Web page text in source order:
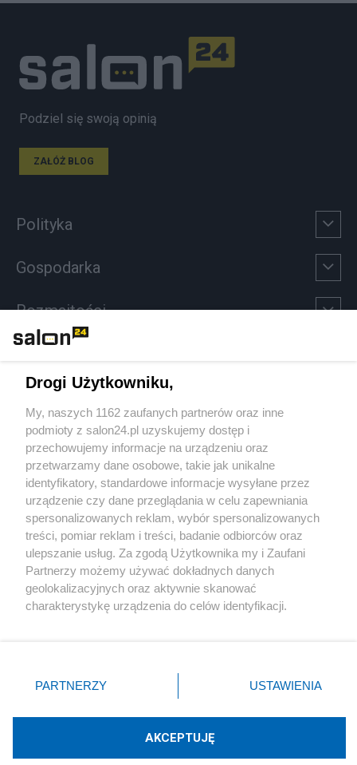
Podziel się swoją opinią
ZAŁÓŻ BLOG
Polityka
Gospodarka
Rozmaitości
Sport
Społeczeństwo
Kultura
X Facebook Instagram Youtube
Technologię dostarcza:W3media.pl
Drogi Użytkowniku,
My, naszych 1162 zaufanych partnerów oraz inne
podmioty z salon24.pl uzyskujemy dostęp i
przechowujemy informacje na urządzeniu oraz
przetwarzamy dane osobowe, takie jak unikalne
identyfikatory, standardowe informacje wysyłane przez
urządzenie czy dane przeglądania w celu zapewniania
spersonalizowanych reklam, wybór spersonalizowanych
treści, pomiar reklam i treści, badanie odbiorców oraz
ulepszanie usług. Za zgodą Użytkownika my i Zaufani
Partnerzy możemy używać dokładnych danych
geolokalizacyjnych oraz aktywnie skanować
charakterystykę urządzenia do celów identyfikacji.
zmienić/wycofać klikając przycisk ustawień prywatności
znajdujący się w lewym dolnym rogu strony
rodzaje przetwarzania danych nie wymagają zgody
użytkownika, ale masz prawo sprzeciwić się takiemu
PARTNERZY USTAWIENIA
AKCEPTUJĘ